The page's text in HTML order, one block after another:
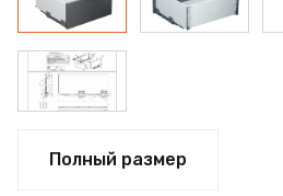
Полный размер